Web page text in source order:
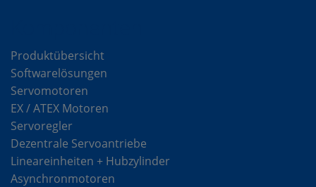
Produktübersicht
Softwarelösungen
Servomotoren
EX / ATEX Motoren
Servoregler
Dezentrale Servoantriebe
Lineareinheiten + Hubzylinder
Asynchronmotoren